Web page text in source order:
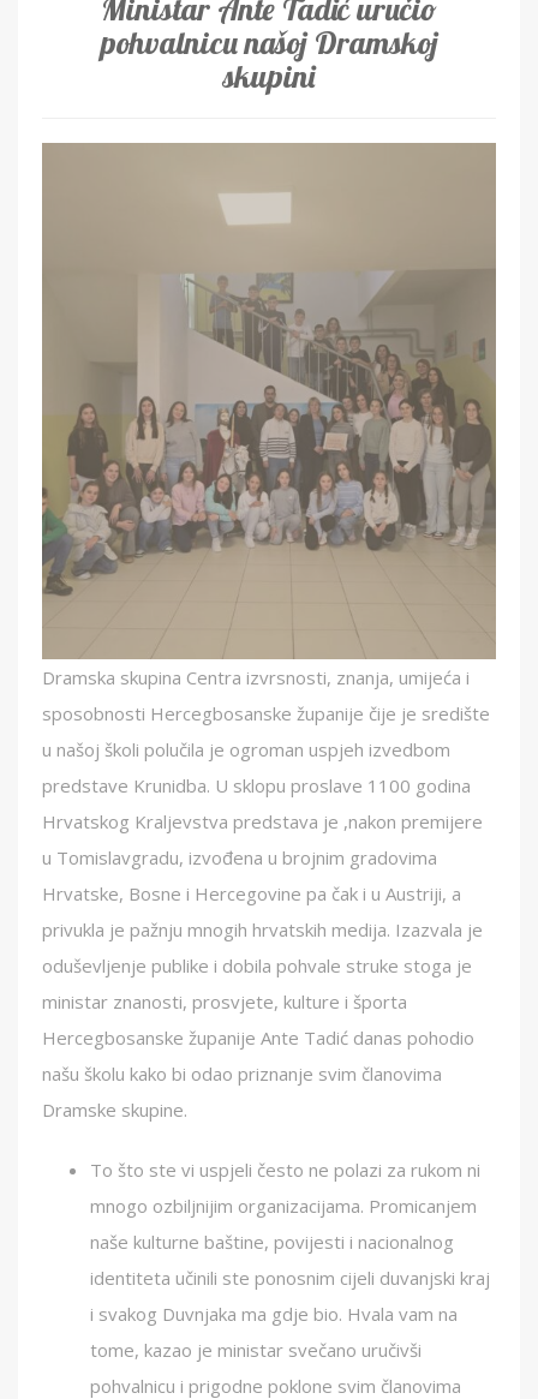
Ministar Ante Tadić uručio
pohvalnicu našoj Dramskoj
skupini
Dramska skupina Centra izvrsnosti, znanja, umijeća i
sposobnosti Hercegbosanske županije čije je središte
u našoj školi polučila je ogroman uspjeh izvedbom
predstave Krunidba. U sklopu proslave 1100 godina
Hrvatskog Kraljevstva predstava je ,nakon premijere
u Tomislavgradu, izvođena u brojnim gradovima
Hrvatske, Bosne i Hercegovine pa čak i u Austriji, a
privukla je pažnju mnogih hrvatskih medija. Izazvala je
oduševljenje publike i dobila pohvale struke stoga je
ministar znanosti, prosvjete, kulture i športa
Hercegbosanske županije Ante Tadić danas pohodio
našu školu kako bi odao priznanje svim članovima
Dramske skupine.
To što ste vi uspjeli često ne polazi za rukom ni
mnogo ozbiljnijim organizacijama. Promicanjem
naše kulturne baštine, povijesti i nacionalnog
identiteta učinili ste ponosnim cijeli duvanjski kraj
i svakog Duvnjaka ma gdje bio. Hvala vam na
tome, kazao je ministar svečano uručivši
pohvalnicu i prigodne poklone svim članovima